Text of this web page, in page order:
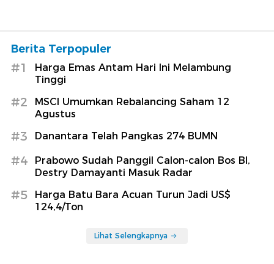
Berita Terpopuler
#1
Harga Emas Antam Hari Ini Melambung
Tinggi
#2
MSCI Umumkan Rebalancing Saham 12
Agustus
#3 Danantara Telah Pangkas 274 BUMN
#4
Prabowo Sudah Panggil Calon-calon Bos BI,
Destry Damayanti Masuk Radar
#5
Harga Batu Bara Acuan Turun Jadi US$
124,4/Ton
Lihat Selengkapnya